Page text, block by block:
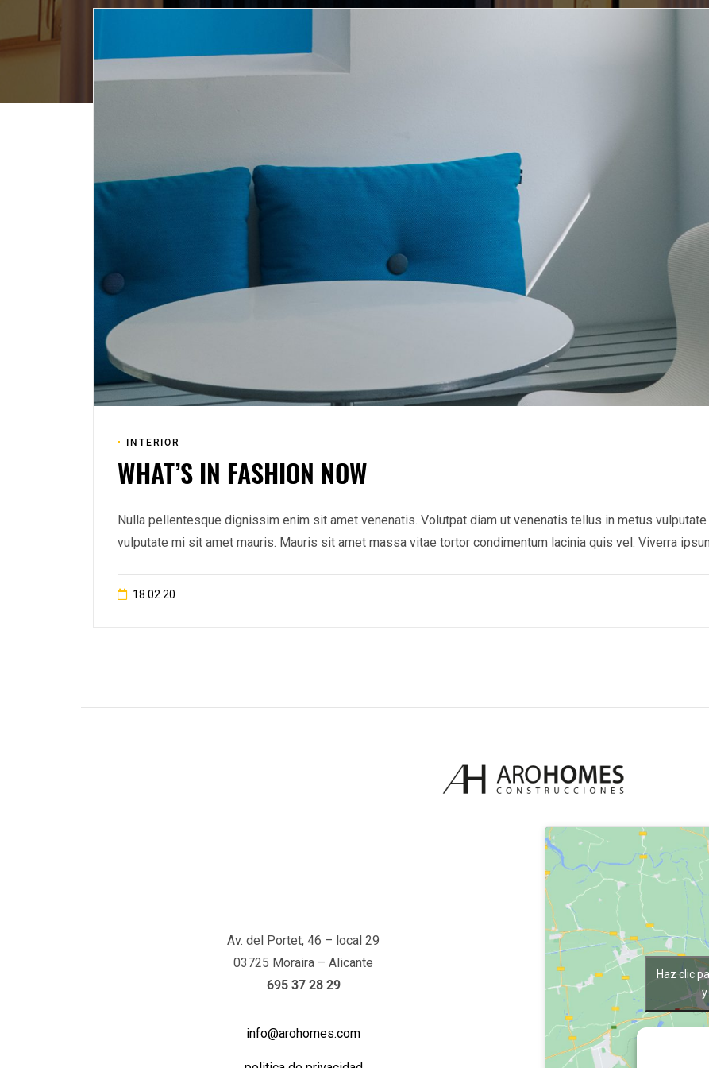
INTERIOR
WHAT’S IN FASHION NOW
Nulla pellentesque dignissim enim sit amet venenatis. Volutpat diam ut venenatis tellus in metus
vulputate mi sit amet mauris. Mauris sit amet massa vitae tortor condimentum lacinia quis vel. Viverra
18.02.20
Av. del Portet, 46 – local 29
03725 Moraira – Alicante
695 37 28 29
info@arohomes.com
Haz clic